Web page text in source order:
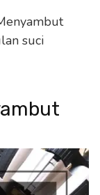
suci